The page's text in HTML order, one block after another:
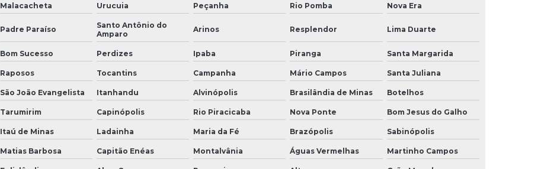
Projeto elétrico comercial
Projeto elétrico residencial simples
Projeto e execução de obras civis
Projeto instalação elétrica residencial
Projeto de instalações elétricas
Projeto de obra civil
Malacacheta Urucuia Peçanha Rio Pomba Nova Era
Padre Paraíso
Santo Antônio do
Amparo
Arinos Resplendor Lima Duarte
Bom Sucesso Perdizes Ipaba Piranga Santa Margarida
Raposos Tocantins Campanha Mário Campos Santa Juliana
São João Evangelista Itanhandu Alvinópolis Brasilândia de Minas Botelhos
Tarumirim Capinópolis Rio Piracicaba Nova Ponte Bom Jesus do Galho
Itaú de Minas Ladainha Maria da Fé Brazópolis Sabinópolis
Matias Barbosa Capitão Enéas Montalvânia Águas Vermelhas Martinho Campos